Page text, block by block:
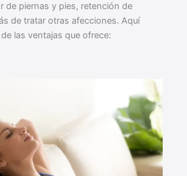
de piernas y pies, retención de
de tratar otras afecciones. Aquí
las ventajas que ofrece: